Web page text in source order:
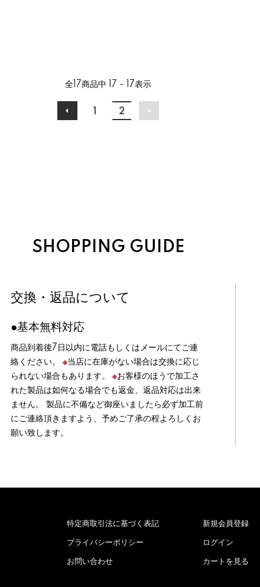
全 17商品中 17 - 17表示
2
SHOPPING GUIDE
交換・返品について
●基本無料対応
商品到着後7日以内に電話もしくはメールにてご連
絡ください。 ※当店に在庫がない場合は交換に応じ
られない場合もあります。 ※お客様のほうで加工さ
れた製品は如何なる場合でも返金、返品対応は出来
ません。 製品に不備など御座いましたら必ず加工前
にご連絡頂きますよう、予めご了承の程よろしくお
願い致します。
特定商取引法に基づく表記
プライバシーポリシー
お問い合わせ
新規会員登録
ログイン
カートを見る